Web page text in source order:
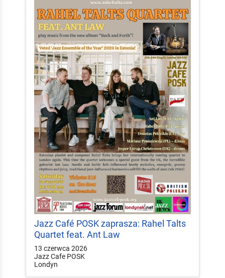
Jazz Café POSK zaprasza: Rahel Talts
Quartet feat. Ant Law
13 czerwca 2026
Jazz Cafe POSK
Londyn